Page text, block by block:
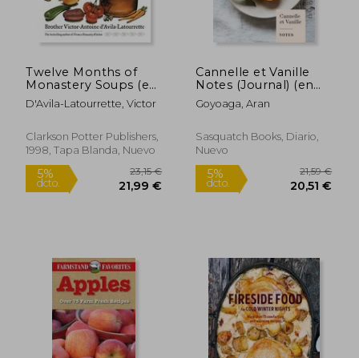
5%
dcto.
5%
dcto. 29,97
Twelve Months of
Monastery Soups (en
Inglés)
D'Avila-Latourrette, Victor
Clarkson Potter Publishers,
1998, Tapa Blanda, Nuevo
Cannelle et Vanille
Notes (Journal) (en
Inglés)
Goyoaga, Aran
Sasquatch Books, Diario,
Nuevo